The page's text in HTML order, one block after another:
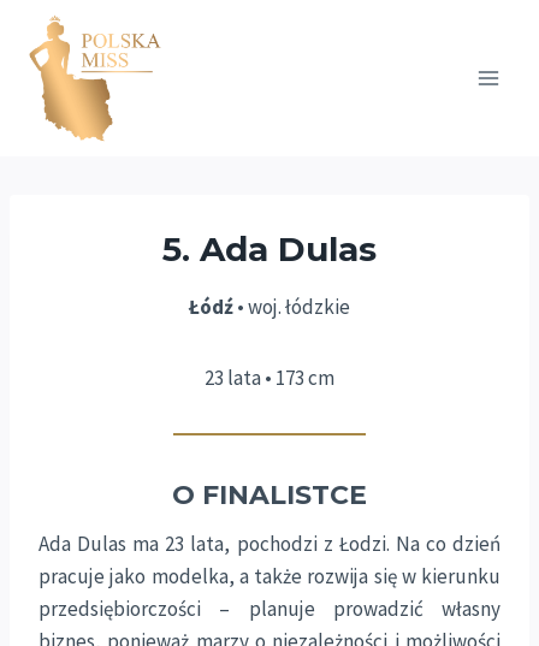
Przejdź
treści
5. Ada Dulas
Łódź• woj. łódzkie
23 lata • 173 cm
O FINALISTCE
Ada Dulas ma 23 lata, pochodzi z Łodzi. Na co dzień
pracuje jako modelka, a także rozwija się w kierunku
przedsiębiorczości – planuje prowadzić własny